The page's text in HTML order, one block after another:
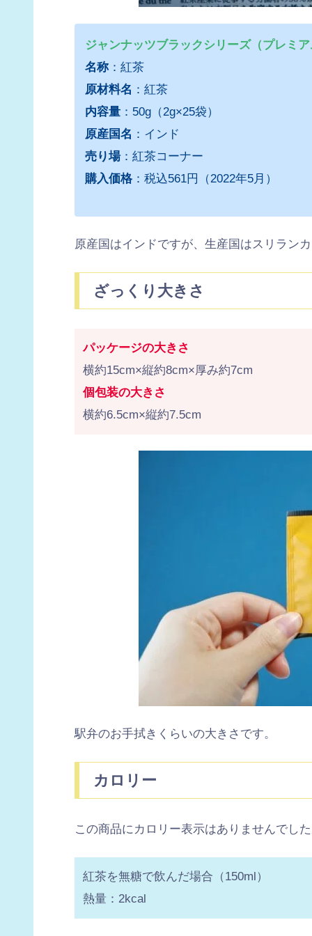
ジャンナッツブラックシリーズ（プレミ
名称：紅茶
原材料名 ：紅茶
内容量：50g（2g×25袋）
原産国名 ：インド
売り場：紅茶コーナー
購入価格：税込561円（2022年5月）
原産国はインドですが、生産国はスリラン
ざっくり大きさ
パッケージの大きさ
横約15cm×縦約8cm×厚み約7cm
個包装の大きさ
横約6.5cm×縦約7.5cm
駅弁のお手拭きくらいの大きさです。
カロリー
この商品にカロリー表示はありませんでし
紅茶を無糖で飲んだ場合（150ml）
熱量：2kcal